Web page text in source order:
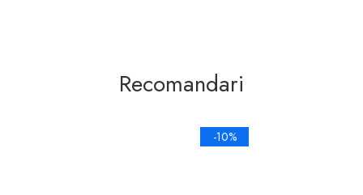
Recomandari
-10%